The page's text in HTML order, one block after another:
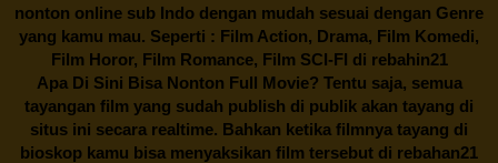
nonton online sub Indo dengan mudah sesuai dengan Genre
yang kamu mau. Seperti : Film Action, Drama, Film Komedi,
Film Horor, Film Romance, Film SCI-FI di rebahin21
Apa Di Sini Bisa Nonton Full Movie? Tentu saja, semua
tayangan film yang sudah publish di publik akan tayang di
situs ini secara realtime. Bahkan ketika filmnya tayang di
bioskop kamu bisa menyaksikan film tersebut di rebahan21